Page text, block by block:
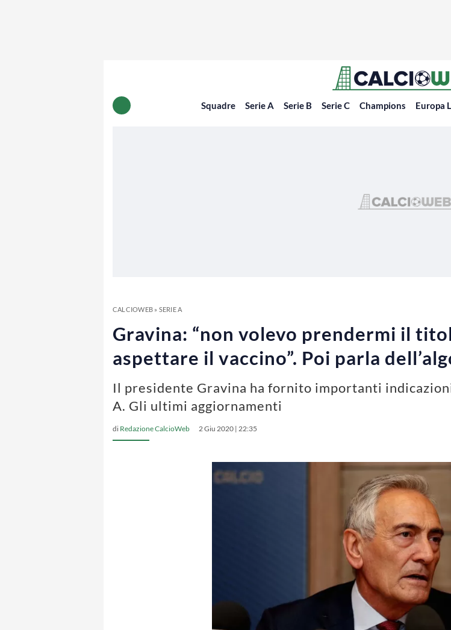
Squadre Serie A Serie B Serie C Champions Europa
CALCIOWEB» SERIE A
Gravina: “non volevo prendermi il
aspettare il vaccino”. Poi parla
Il presidente Gravina ha fornito importanti
A. Gli ultimi aggiornamenti
di Redazione CalcioWeb 2 Giu 2020 | 22:35